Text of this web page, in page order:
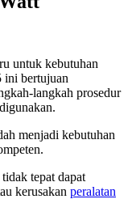
untuk kebutuhan
ini bertujuan
langkah prosedur
menjadi kebutuhan
tepat dapat
kerusakan peralatan